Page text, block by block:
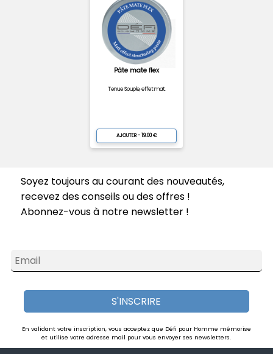
Pâte mate flex
Tenue Souple, effet mat.
AJOUTER - 19.00 €
Soyez toujours au courant des nouveautés,
recevez des conseils ou des offres !
Abonnez-vous à notre newsletter !
Email
S'INSCRIRE
En validant votre inscription, vous acceptez que Défi pour Homme mémorise
et utilise votre adresse mail pour vous envoyer ses newsletters.